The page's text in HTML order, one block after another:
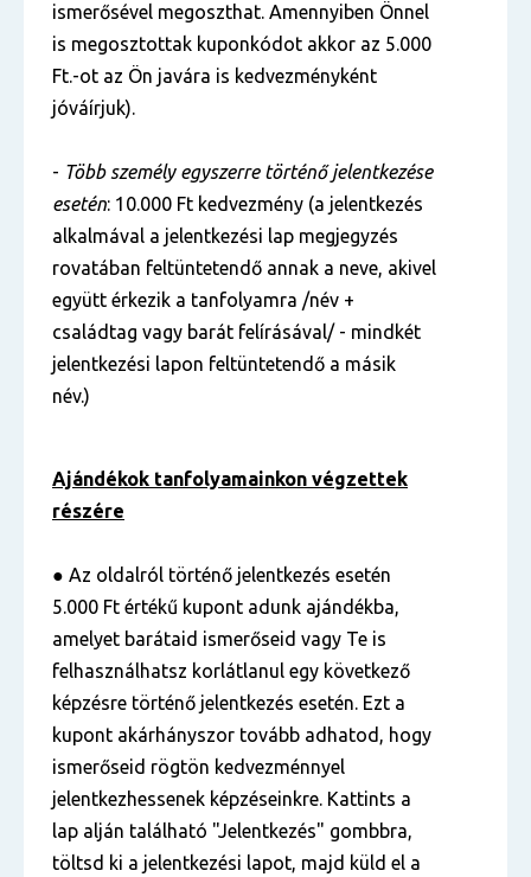
ismerősével megoszthat. Amennyiben Önnel
is megosztottak kuponkódot akkor az 5.000
Ft.-ot az Ön javára is kedvezményként
jóváírjuk).
- Több személy egyszerre történő jelentkezése
esetén: 10.000 Ft kedvezmény (a jelentkezés
alkalmával a jelentkezési lap megjegyzés
rovatában feltüntetendő annak a neve, akivel
együtt érkezik a tanfolyamra /név +
családtag vagy barát felírásával/ - mindkét
jelentkezési lapon feltüntetendő a másik
név.)
Ajándékok tanfolyamainkon végzettek
részére
● Az oldalról történő jelentkezés esetén
5.000 Ft értékű kupont adunk ajándékba,
amelyet barátaid ismerőseid vagy Te is
felhasználhatsz korlátlanul egy következő
képzésre történő jelentkezés esetén. Ezt a
kupont akárhányszor tovább adhatod, hogy
ismerőseid rögtön kedvezménnyel
jelentkezhessenek képzéseinkre. Kattints a
lap alján található "Jelentkezés" gombbra,
töltsd ki a jelentkezési lapot, majd küld el a